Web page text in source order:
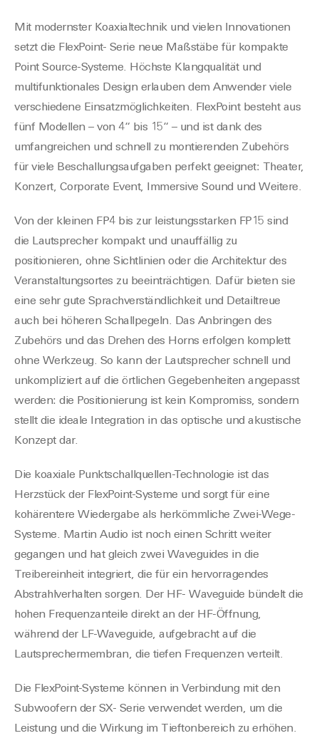
Mit modernster Koaxialtechnik und vielen Innovationen
setzt die FlexPoint- Serie neue Maßstäbe für kompakte
Point Source-Systeme. Höchste Klangqualität und
multifunktionales Design erlauben dem Anwender viele
verschiedene Einsatzmöglichkeiten. FlexPoint besteht aus
fünf Modellen – von 4“ bis 15“ – und ist dank des
umfangreichen und schnell zu montierenden Zubehörs
für viele Beschallungsaufgaben perfekt geeignet: Theater,
Konzert, Corporate Event, Immersive Sound und Weitere.
Von der kleinen FP4 bis zur leistungsstarken FP15 sind
die Lautsprecher kompakt und unauffällig zu
positionieren, ohne Sichtlinien oder die Architektur des
Veranstaltungsortes zu beeinträchtigen. Dafür bieten sie
eine sehr gute Sprachverständlichkeit und Detailtreue
auch bei höheren Schallpegeln. Das Anbringen des
Zubehörs und das Drehen des Horns erfolgen komplett
ohne Werkzeug. So kann der Lautsprecher schnell und
unkompliziert auf die örtlichen Gegebenheiten angepasst
werden: die Positionierung ist kein Kompromiss, sondern
stellt die ideale Integration in das optische und akustische
Konzept dar.
Die koaxiale Punktschallquellen-Technologie ist das
Herzstück der FlexPoint-Systeme und sorgt für eine
kohärentere Wiedergabe als herkömmliche Zwei-Wege-
Systeme. Martin Audio ist noch einen Schritt weiter
gegangen und hat gleich zwei Waveguides in die
Treibereinheit integriert, die für ein hervorragendes
Abstrahlverhalten sorgen. Der HF- Waveguide bündelt die
hohen Frequenzanteile direkt an der HF-Öffnung,
während der LF-Waveguide, aufgebracht auf die
Lautsprechermembran, die tiefen Frequenzen verteilt.
Die FlexPoint-Systeme können in Verbindung mit den
Subwoofern der SX- Serie verwendet werden, um die
Leistung und die Wirkung im Tieftonbereich zu erhöhen.